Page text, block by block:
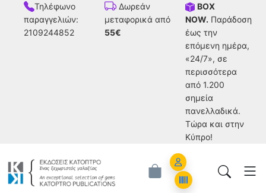
Τηλέφωνο
παραγγελιών:
2109244852
Δωρεάν
μεταφορικά από
55€
BOX
NOW. Παράδοση
έως την
επόμενη ημέρα,
«24/7», σε
περισσότερα
από 1.200
σημεία
πανελλαδικά.
Tώρα και στην
Κύπρο!
Account
Orders